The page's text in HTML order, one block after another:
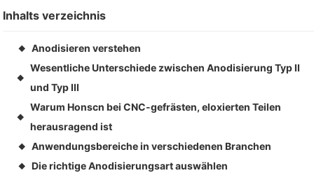
Inhalts verzeichnis
◆ Anodisieren verstehen
◆
Wesentliche Unterschiede zwischen Anodisierung Typ II
und Typ III
◆
Warum Honscn bei CNC-gefrästen, eloxierten Teilen
herausragend ist
◆ Anwendungsbereiche in verschiedenen Branchen
◆ Die richtige Anodisierungsart auswählen